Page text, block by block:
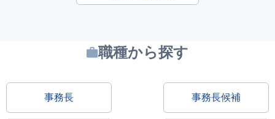
職種から探す
事務長 事務長候補